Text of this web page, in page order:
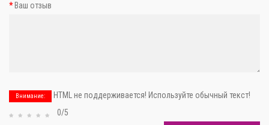
Ваш отзыв
Внимание:
HTML не поддерживается! Используйте обычный текст!
0/5